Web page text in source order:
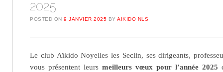
2025
POSTED ON9 JANVIER 2025 BYAIKIDO NLS
Le club Aïkido Noyelles les Seclin, ses dirigeants,
vous présentent leursmeilleurs vœux pour l’année 2025